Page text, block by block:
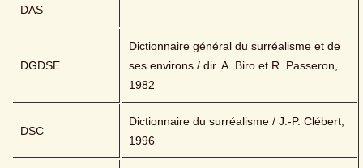
DAS
DGDSE
Dictionnaire général du surréalisme et de
ses environs / dir. A. Biro et R. Passeron,
1982
DSC
Dictionnaire du surréalisme / J.-P. Clébert,
1996